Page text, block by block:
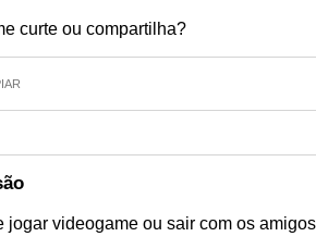
curte ou compartilha?
jogar videogame ou sair com os